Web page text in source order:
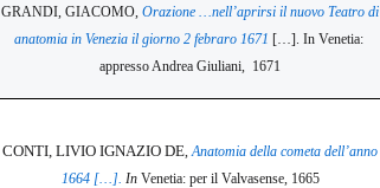
GRANDI, GIACOMO, Orazione …nell’aprirsi il nuovo Teatro di
anatomia in Venezia il giorno 2 febraro 1671 […]. In Venetia:
appresso Andrea Giuliani,
1671
CONTI, LIVIO IGNAZIO DE Anatomia della cometa dell’anno
1664 […]. InVenetia: per il Valvasense, 1665